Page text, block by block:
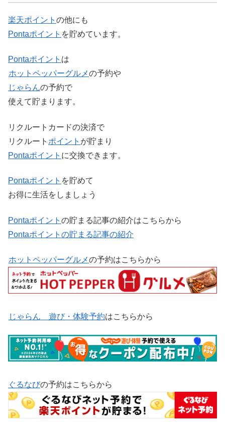
楽天ポイント の他にも
Pontaポイント を貯めています。
Pontaポイント は
ホットペッパーグルメの予約や
じゃらんの予約で
使えて貯まります。
リクルートカードの決済で
リクルート ポイント が貯まり
Pontaポイント に交換できます。
Pontaポイント を貯めて
お得に生活をしましょう
Pontaポイント の貯まる記事の紹介はこちらから
Pontaポイントの貯まる記事の紹介
ホットペッパーグルメの予約はこちらから
じゃらん 遊び・体験予約はこちらから
ぐるなびの予約はこちらから